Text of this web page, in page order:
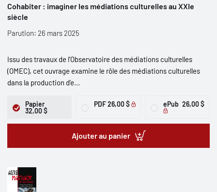
Cohabiter : imaginer les médiations culturelles au XXIe
siècle
Parution: 26 mars 2025
Issu des travaux de l’Observatoire des médiations culturelles
(OMEC), cet ouvrage examine le rôle des médiations culturelles
dans la production d’e...
Papier
32,00 $
PDF26,00 $ ePub 26,00 $
Ajouter au panier